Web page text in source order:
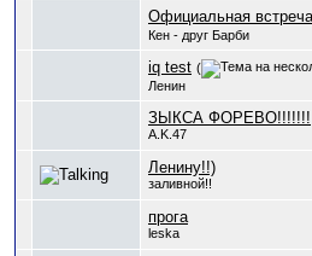
Официальная
Кен - друг Барби
iq test (
Ленин
ЗЫКСА ФОРЕВО!!!!!!!
A.K.47
Ленину!!)
заливной!!
прога
leska